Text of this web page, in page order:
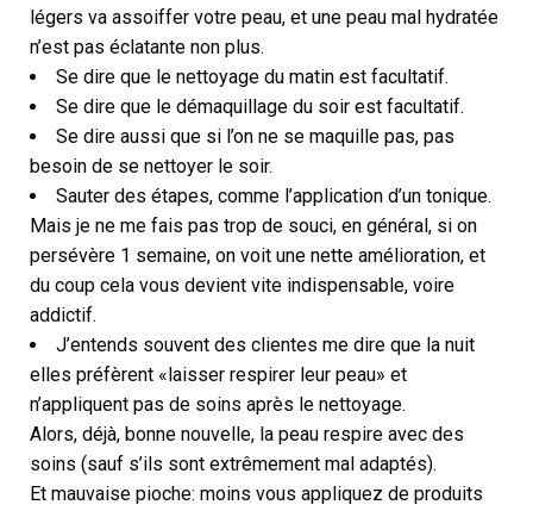
légers va assoiffer votre peau, et une peau mal hydratée
n’est pas éclatante non plus.
Se dire que le nettoyage du matin est facultatif.
Se dire que le démaquillage du soir est facultatif.
Se dire aussi que si l’on ne se maquille pas, pas
besoin de se nettoyer le soir.
Sauter des étapes, comme l’application d’un tonique.
Mais je ne me fais pas trop de souci, en général, si on
persévère 1 semaine, on voit une nette amélioration, et
du coup cela vous devient vite indispensable, voire
addictif.
J’entends souvent des clientes me dire que la nuit
elles préfèrent «laisser respirer leur peau» et
n’appliquent pas de soins après le nettoyage.
Alors, déjà, bonne nouvelle, la peau respire avec des
soins (sauf s’ils sont extrêmement mal adaptés).
Et mauvaise pioche: moins vous appliquez de produits